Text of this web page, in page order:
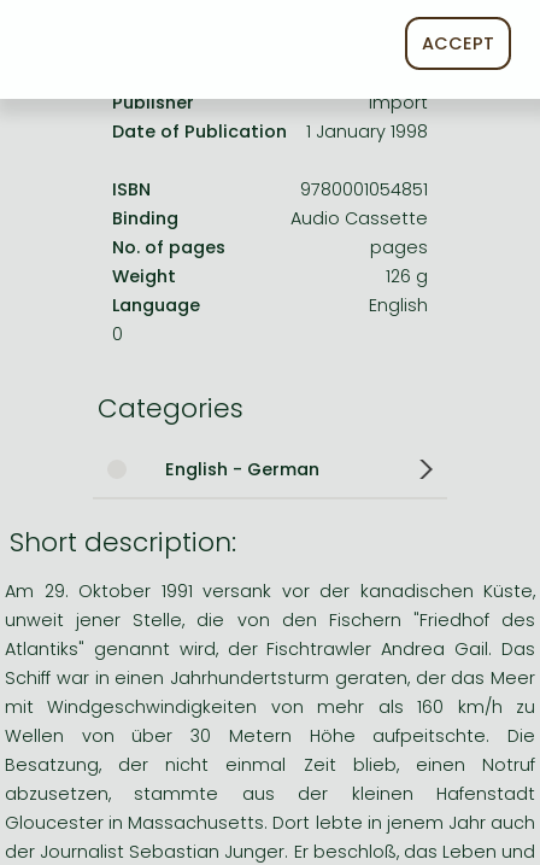
Publisher
Import
Date of Publication
1 January 1998
ISBN
9780001054851
Binding
Audio Cassette
No. of pages
pages
Weight
126 g
Language
English
0
Categories
English - German
Short description:
Am 29. Oktober 1991 versank vor der kanadischen Küste,
unweit jener Stelle, die von den Fischern "Friedhof des
Atlantiks" genannt wird, der Fischtrawler Andrea Gail. Das
Schiff war in einen Jahrhundertsturm geraten, der das Meer
mit Windgeschwindigkeiten von mehr als 160 km/h zu
Wellen von über 30 Metern Höhe aufpeitschte. Die
Besatzung, der nicht einmal Zeit blieb, einen Notruf
abzusetzen, stammte aus der kleinen Hafenstadt
Gloucester in Massachusetts. Dort lebte in jenem Jahr auch
der Journalist Sebastian Junger. Er beschloß, das Leben und
ACCEPT